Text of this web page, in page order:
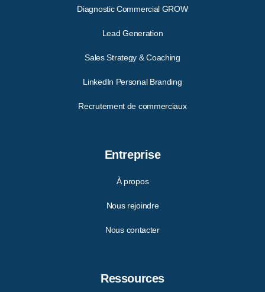
Diagnostic Commercial GROW
Lead Generation
Sales Strategy & Coaching
LinkedIn Personal Branding
Recrutement de commerciaux
Entreprise
À propos
Nous rejoindre
Nous contacter
Ressources